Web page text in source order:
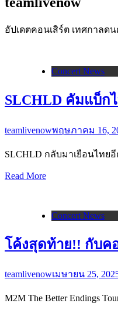
อัปเดตคอนเสิร์ต เทศกาลด
Concert News
SLCHLD คัมแบ็ก
teamlivenowพฤษภาคม 16,
SLCHLD กลับมาเยือนไทย
Read More
Concert News
โค้งสุดท้าย!! กับค
teamlivenowเมษายน 25,
M2M The Better Endings